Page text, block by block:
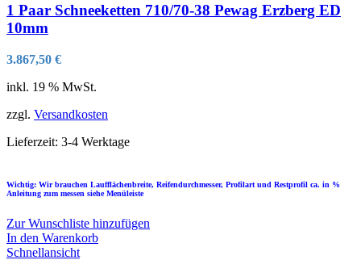
1 Paar Schneeketten 710/70-38 Pewag Erzberg ED
10mm
3.867,50 €
inkl. 19 % MwSt.
zzgl. Versandkosten
Lieferzeit: 3-4 Werktage
Wichtig: Wir brauchen Laufflächenbreite, Reifendurchmesser, Profilart und Restprofil ca. in %
Anleitung zum messen siehe Menüleiste
Zur Wunschliste hinzufügen
In den Warenkorb
Schnellansicht